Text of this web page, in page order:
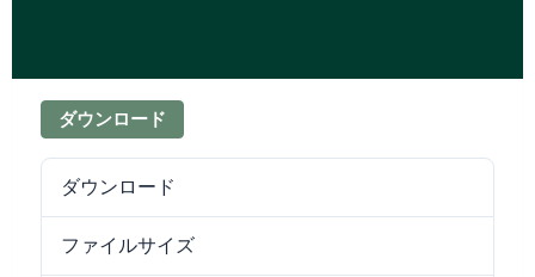
ダウンロード
ダウンロード
ファイルサイズ